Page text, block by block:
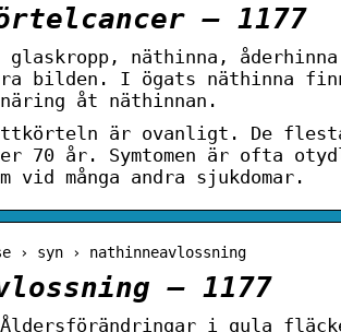
– 1177
glaskropp, näthinna,
bilden. I ögats näthinna
åt näthinnan.
är ovanligt. De
70 år. Symtomen är ofta
vid många andra sjukdomar.
› syn › nathinneavlossning
– 1177
i gula